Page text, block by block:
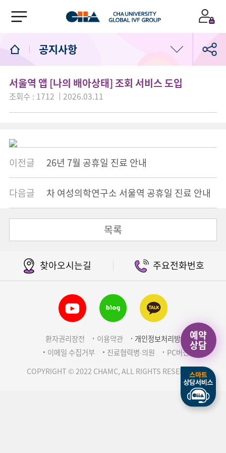
공지사항
공지사항
고객의소리
서울역차 소식
서울역 앱 [나의 배아상태] 조회 서비스 도입
조회수 : 1712 2026.03.11
이전글 26년 7월 공휴일 진료 안내
다음글 차 여성의학연구소 서울역 공휴일 진료 안내
목록
예약
상담
찾아오시는길 주요전화번호
환자권리장전 이용약관
개인정보처리방침
이메일 수집거부
진료협력병∙의원
PC버전
COPYRIGHT © 2022 CHAMC, ALL RIGHTS RESERVED.